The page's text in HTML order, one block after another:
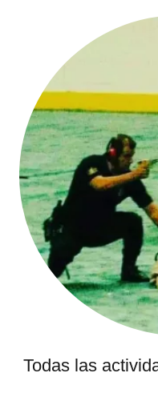
Todas las